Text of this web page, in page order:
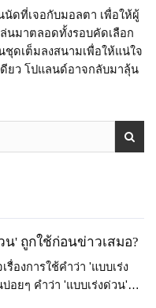
ดที่เจอกับมอลตา เพื่อให้ผู้
นมาตลอดทั้งรอบคัดเลือก
ชุดเต็มลงสนามเพื่อให้แน่ใจ
ยว โปแลนด์อาจกลับมาลุ้น
น' ถูกใช้ก่อนข่าวเสมอ?
องการใช้คำว่า 'แบบเร่ง
อยๆ คำว่า 'แบบเร่งด่วน'